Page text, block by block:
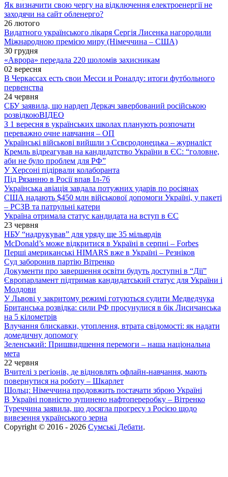
Як визначити свою чергу на відключення електроенергії не
заходячи на сайт обленерго?
26 лютого
Видатного українського лікаря Сергія Лисенка нагородили
Міжнародною премією миру (Німеччина – США)
30 грудня
«Аврора» передала 220 шоломів захисникам
02 вересня
В Черкассах есть свои Месси и Роналду: итоги футбольного
первенства
24 червня
СБУ заявила, що нардеп Деркач завербований російською
розвідкоюВІДЕО
З 1 вересня в українських школах планують розпочати
переважно очне навчання – ОП
Українські військові вийшли з Сєвєродонецька – журналіст
Кремль відреагував на кандидатство України в ЄС: “головне,
аби не було проблем для РФ”
У Херсоні підірвали колаборанта
Під Рязанню в Росії впав Іл-76
Українська авіація завдала потужних ударів по росіянах
США надають $450 млн військової допомоги Україні, у пакеті
– РСЗВ та патрульні катери
Україна отримала статус кандидата на вступ в ЄС
23 червня
НБУ “надрукував” для уряду ще 35 мільярдів
McDonald’s може відкритися в Україні в серпні – Forbes
Перші американські HIMARS вже в Україні – Резніков
Суд заборонив партію Вітренко
Документи про завершення освіти будуть доступні в “Дії”
Європарламент підтримав кандидатський статус для України і
Молдови
У Львові у закритому режимі готуються судити Медведчука
Британська розвідка: сили РФ просунулися в бік Лисичанська
на 5 кілометрів
Влучання блискавки, утоплення, втрата свідомості: як надати
домедичну допомогу
Зеленський: Пришвидшення перемоги – наша національна
мета
22 червня
Вчителі з регіонів, де відновлять офлайн-навчання, мають
повернутися на роботу – Шкарлет
Шольц: Німеччина продовжить постачати зброю Україні
В Україні повністю зупинено нафтопереробку – Вітренко
Туреччина заявила, що досягла прогресу з Росією щодо
вивезення українського зерна
Copyright © 2016 - 2026 Сумські Дебати.